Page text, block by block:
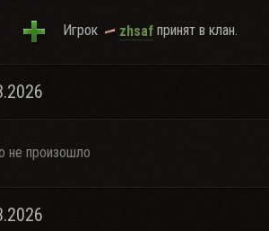
Игрок zhsaf принят в клан.
не произошло